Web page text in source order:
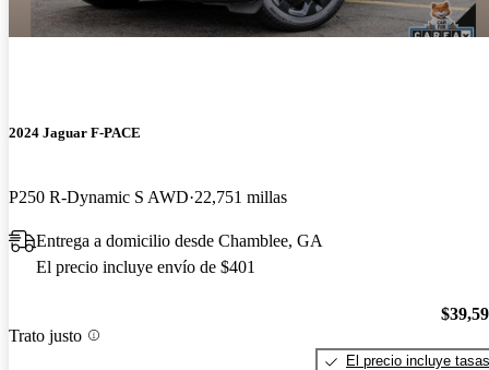
2024 Jaguar F-PACE
P250 R-Dynamic S AWD 22,751 millas
Entrega a domicilio desde Chamblee, GA
El precio incluye envío de $401
Trato justo
El precio incluye tasas